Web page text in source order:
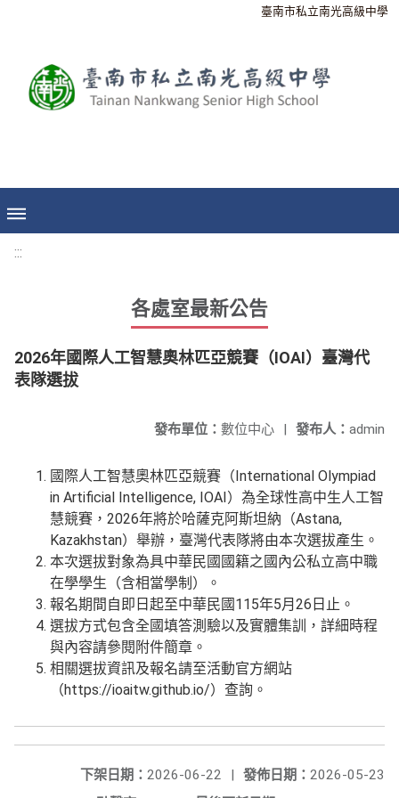
臺南市私立南光高級中學
:::
各處室最新公告
2026年國際人工智慧奧林匹亞競賽（IOAI）臺灣代
表隊選拔
發布人： admin
發布單位： 數位中心 |
國際人工智慧奧林匹亞競賽（International Olympiad
in Artificial Intelligence, IOAI）為全球性高中生人工智
慧競賽，2026年將於哈薩克阿斯坦納（Astana,
Kazakhstan）舉辦，臺灣代表隊將由本次選拔產生。
本次選拔對象為具中華民國國籍之國內公私立高中職
在學學生（含相當學制）。
報名期間自即日起至中華民國115年5月26日止。
選拔方式包含全國填答測驗以及實體集訓，詳細時程
與內容請參閱附件簡章。
相關選拔資訊及報名請至活動官方網站
（https://ioaitw.github.io/）查詢。
發佈日期： 2026-05-23
下架日期： 2026-06-22
|